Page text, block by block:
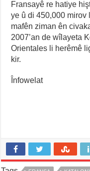
Fransayê re hatiye
ye û di 450,000
mafên ziman ên
2007’an de wîlayeta
Orientales li herêmê
kir.
Înfowelat